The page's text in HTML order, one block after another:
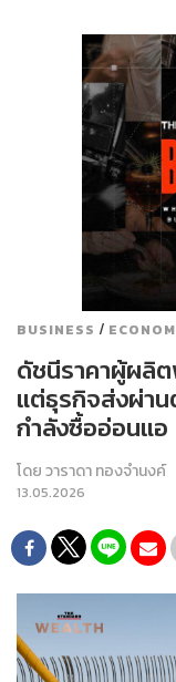
BUSINESS /
ดัชนีราคาผู้ผลิต
แต่ธุรกิจส่งผ่าน
กำลังซื้ออ่อนแอ
โดยวาราดา ทองจำนงค์
13.05.2026